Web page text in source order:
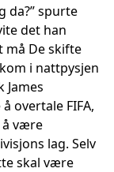
da?” spurte
det han
må De skifte
i nattpysjen
James
overtale FIFA,
å være
lag. Selv
skal være